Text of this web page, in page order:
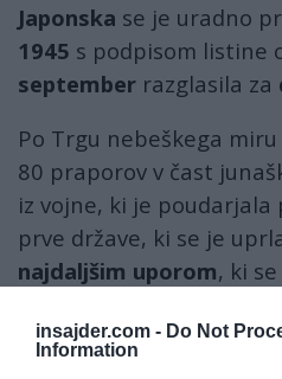
insajder.com - Do Not
Information
Japonska se je uradno
1945 s podpisom listine
september razglasila za
Po Trgu nebeškega
80 praporov v čast
iz vojne, ki je
prve države, ki se je
najdaljšim uporom, ki
Država je vezala in
japonskih čezmorskih sil